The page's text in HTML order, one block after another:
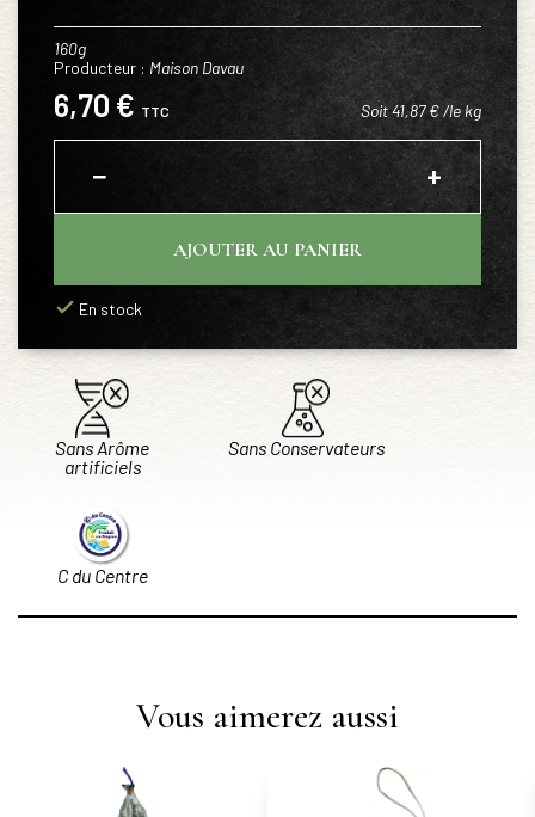
160g
Producteur : Maison Davau
6,70 € TTC Soit 41,87 € /le kg
− +
AJOUTER AU PANIER
En stock
Sans Arôme
artificiels
Sans Conservateurs
C du Centre
Vous aimerez aussi